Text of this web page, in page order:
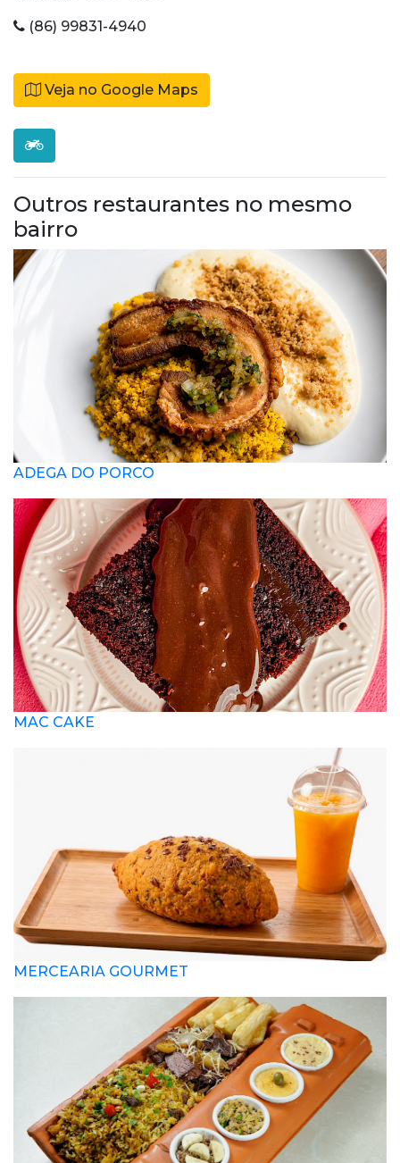
(86) 99831-4940
Veja no Google Maps
Outros restaurantes no mesmo
bairro
ADEGA DO PORCO
MAC CAKE
MERCEARIA GOURMET